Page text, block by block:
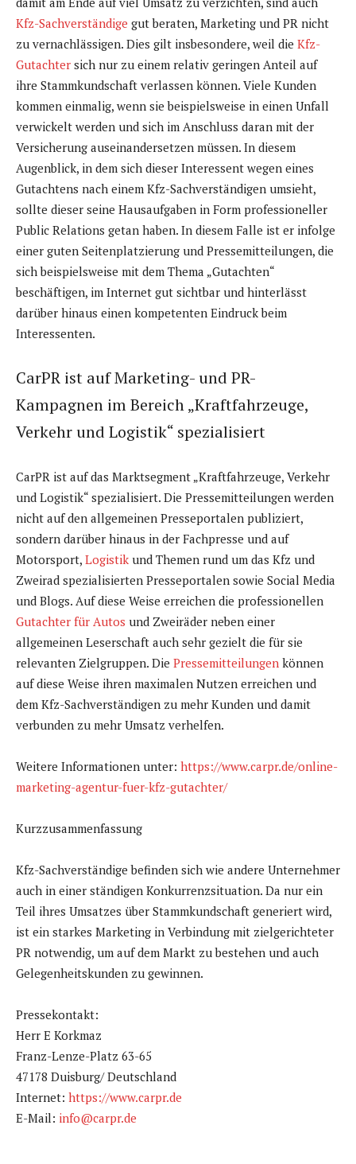
Kfz-Sachverständige gut beraten, Marketing und PR nicht
zu vernachlässigen. Dies gilt insbesondere, weil die Kfz-
Gutachter sich nur zu einem relativ geringen Anteil auf
ihre Stammkundschaft verlassen können. Viele Kunden
kommen einmalig, wenn sie beispielsweise in einen Unfall
verwickelt werden und sich im Anschluss daran mit der
Versicherung auseinandersetzen müssen. In diesem
Augenblick, in dem sich dieser Interessent wegen eines
Gutachtens nach einem Kfz-Sachverständigen umsieht,
sollte dieser seine Hausaufgaben in Form professioneller
Public Relations getan haben. In diesem Falle ist er infolge
einer guten Seitenplatzierung und Pressemitteilungen, die
sich beispielsweise mit dem Thema „Gutachten“
beschäftigen, im Internet gut sichtbar und hinterlässt
darüber hinaus einen kompetenten Eindruck beim
Interessenten.
CarPR ist auf Marketing- und PR-
Kampagnen im Bereich „Kraftfahrzeuge,
Verkehr und Logistik“ spezialisiert
CarPR ist auf das Marktsegment „Kraftfahrzeuge, Verkehr
und Logistik“ spezialisiert. Die Pressemitteilungen werden
nicht auf den allgemeinen Presseportalen publiziert,
sondern darüber hinaus in der Fachpresse und auf
Motorsport, Logistik und Themen rund um das Kfz und
Zweirad spezialisierten Presseportalen sowie Social Media
und Blogs. Auf diese Weise erreichen die professionellen
Gutachter für Autos und Zweiräder neben einer
allgemeinen Leserschaft auch sehr gezielt die für sie
relevanten Zielgruppen. Die Pressemitteilungen können
auf diese Weise ihren maximalen Nutzen erreichen und
dem Kfz-Sachverständigen zu mehr Kunden und damit
verbunden zu mehr Umsatz verhelfen.
Weitere Informationen unter: https://www.carpr.de/online-
marketing-agentur-fuer-kfz-gutachter/
Kurzzusammenfassung
Kfz-Sachverständige befinden sich wie andere Unternehmer
auch in einer ständigen Konkurrenzsituation. Da nur ein
Teil ihres Umsatzes über Stammkundschaft generiert wird,
ist ein starkes Marketing in Verbindung mit zielgerichteter
PR notwendig, um auf dem Markt zu bestehen und auch
Gelegenheitskunden zu gewinnen.
Pressekontakt:
Herr E Korkmaz
Franz-Lenze-Platz 63-65
47178 Duisburg/ Deutschland
Internet: https://www.carpr.de
E-Mail: info@carpr.de